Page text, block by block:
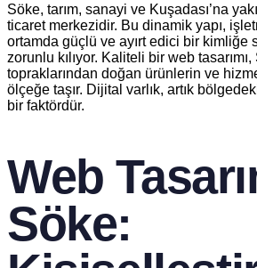
Söke, tarım, sanayi ve Kuşadası’na
ticaret merkezidir. Bu dinamik yapı,
ortamda güçlü ve ayırt edici bir kimliğe
zorunlu kılıyor. Kaliteli bir web
topraklarından doğan ürünlerin ve
ölçeğe taşır. Dijital varlık, artık
bir faktördür.
Web
Söke: